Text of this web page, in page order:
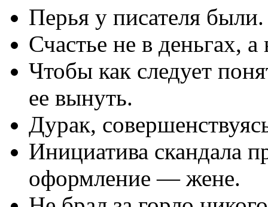
Перья у писателя
Счастье не в деньгах, а
Чтобы как следует
ее вынуть.
Дурак,
Инициатива скандала
оформление — жене.